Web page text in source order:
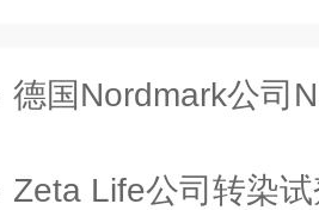
德国Nordmark公司NB4
Zeta Life公司转染试剂转染